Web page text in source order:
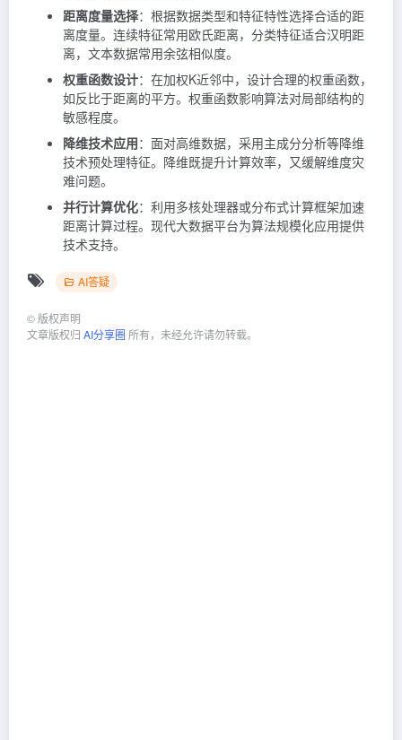
距离度量选择：根据数据类型和特征特性选择合适的距
离度量。连续特征常用欧氏距离，分类特征适合汉明距
离，文本数据常用余弦相似度。
权重函数设计：在加权K近邻中，设计合理的权重函数，
如反比于距离的平方。权重函数影响算法对局部结构的
敏感程度。
降维技术应用：面对高维数据，采用主成分分析等降维
技术预处理特征。降维既提升计算效率，又缓解维度灾
难问题。
并行计算优化：利用多核处理器或分布式计算框架加速
距离计算过程。现代大数据平台为算法规模化应用提供
技术支持。
AI答疑
© 版权声明
文章版权归 AI分享圈 所有，未经允许请勿转载。